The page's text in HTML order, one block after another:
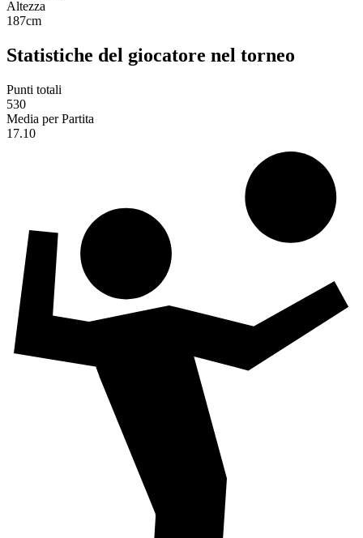
Altezza
187cm
Statistiche del giocatore nel torneo
Punti totali
530
Media per Partita
17.10